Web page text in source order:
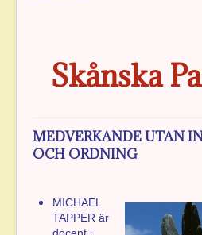
Skånska
MEDVERKANDE UTAN
OCH ORDNING
MICHAEL
TAPPER är